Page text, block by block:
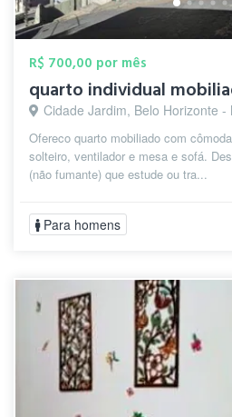
R$ 700,00 por mês
quarto individual
Cidade Jardim, Belo Horizonte -
Ofereco quarto mobiliado com
solteiro, ventilador e mesa e sofá.
(não fumante) que estude ou tra...
Para homens